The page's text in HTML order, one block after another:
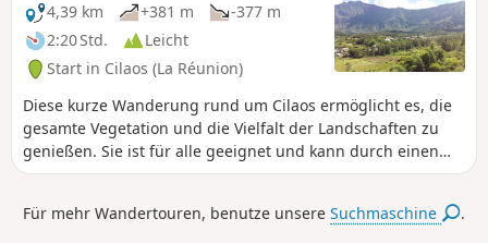
4,39 km
+381 m
-377 m
2:20 Std.
Leicht
Start in Cilaos (La Réunion)
Diese kurze Wanderung rund um Cilaos ermöglicht es, die
gesamte Vegetation und die Vielfalt der Landschaften zu
genießen. Sie ist für alle geeignet und kann durch einen
Besuch in Cilaos ergänzt werden.
Für mehr Wandertouren, benutze unsereSuchmaschine .